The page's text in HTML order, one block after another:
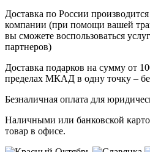
Доставка по России
компании (при помощи вашей
вы сможете воспользоваться
партнеров)
Доставка подарков на сумму от
пределах МКАД в одну точку –
Безналичная оплата для
Наличными или банковской
товар в офисе.